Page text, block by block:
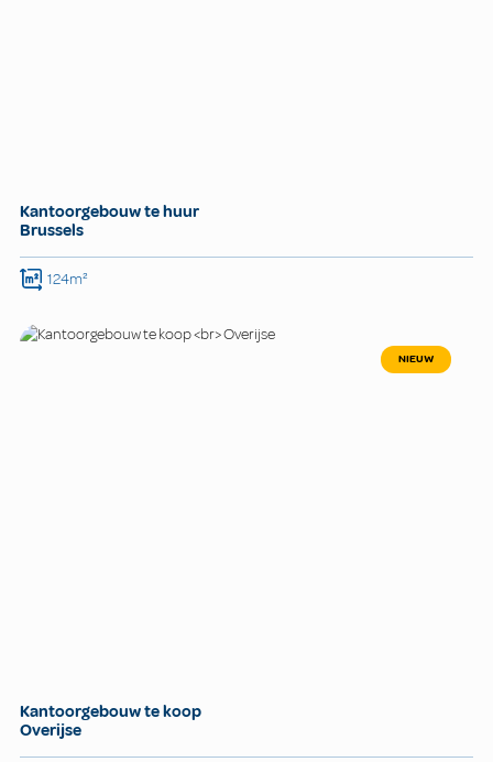
Kantoorgebouw te huur
Brussels
124m²
NIEUW
Kantoorgebouw te koop
Overijse